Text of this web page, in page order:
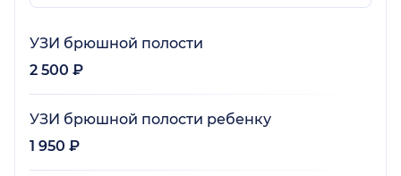
УЗИ брюшной полости
2 500 ₽
УЗИ брюшной полости ребенку
1 950 ₽